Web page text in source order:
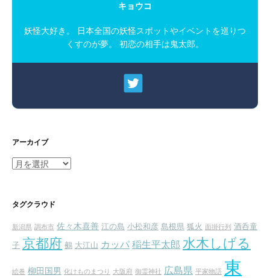
キョウコ
妖怪大好き。 日本全国の妖怪スポットやイベントを巡りつ
くすのが夢。 初恋の相手は鬼太郎。
アーカイブ
ア
イ
タグクラウド
新潟県 調布市 佐々木喜善 江の島 小松和彦 島根県 狐火 面掛行列 酒呑童
子 京都府 鵺 大江山 カッパ 稲生平太郎 水木しげる
絵巻 柳田国男 化けものまつり 大阪府 御霊神社 広島県 平家物語 東